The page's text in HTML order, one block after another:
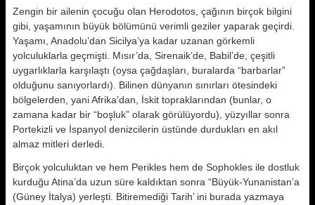
Zengin bir ailenin çocuğu olan Herodotos, çağının birçok bilgini
gibi, yaşamının büyük bölümünü verimli geziler yaparak geçirdi.
Yaşamı, Anadolu’dan Sicilya’ya kadar uzanan görkemli
yolculuklarla geçmişti. Mısır’da, Sirenaik’de, Babil’de, çeşitli
uygarlıklarla karşılaştı (oysa çağdaşları, buralarda “barbarlar”
olduğunu sanıyorlardı). Bilinen dünyanın sınırları ötesindeki
bölgelerden, yani Afrika’dan, İskit topraklarından (bunlar, o
zamana kadar bir “boşluk” olarak görülüyordu), yüzyıllar sonra
Portekizli ve İspanyol denizcilerin üstünde durdukları en akıl
almaz mitleri derledi.
Birçok yolculuktan ve hem Perikles hem de Sophokles ile dostluk
kurduğu Atina’da uzun süre kaldıktan sonra “Büyük-Yunanistan’a
(Güney İtalya) yerleşti. Bitiremediği Tarih’ ini burada yazmaya